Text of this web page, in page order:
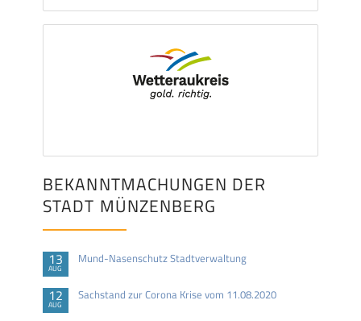
BEKANNTMACHUNGEN DER
STADT MÜNZENBERG
13
AUG
Mund-Nasenschutz Stadtverwaltung
12
AUG
Sachstand zur Corona Krise vom 11.08.2020